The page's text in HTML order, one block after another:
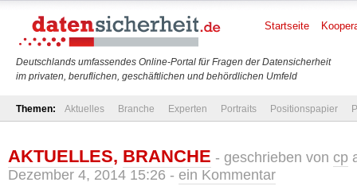
Deutschlands umfassendes Online-Portal für Fragen der Datensicherheit
im privaten, beruflichen, geschäftlichen und behördlichen Umfeld
Startseite
Themen: Aktuelles Branche Experten Portraits Positionspapier
AKTUELLES, BRANCHE - geschrieben von cp
Dezember 4, 2014 15:26 - ein Kommentar